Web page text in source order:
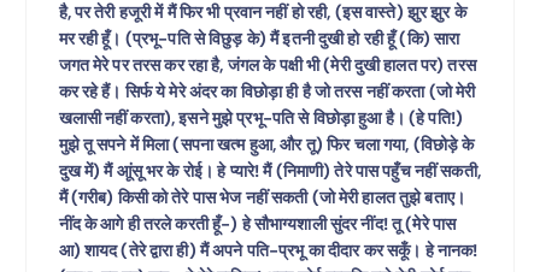
है, पर तेरी हजूरी में मैं फिर भी प्रवान नहीं हो रही, (इस वास्ते) झुर झुर के
मर रही हूँ। (प्रभू-पति से विछुड़ के) मैं इतनी दुखी हो रही हूँ (कि) सारा
जगत मेरे पर तरस कर रहा है, जंगल के पक्षी भी (मेरी दुखी हालत पर) तरस
कर रहे हैं। सिर्फ ये मेरे अंदर का विछोड़ा ही है जो तरस नहीं करता (जो मेरी
खलासी नहीं करता), इसने मुझे प्रभू-पति से विछोड़ा हुआ है। (हे पति!)
मुझे तू सपने में मिला (सपना खत्म हुआ, और तू) फिर चला गया, (विछोड़े के
दुख में) मैं आूंसू भर के रोई। हे प्यारे! मैं (निमाणी) तेरे पास पहुँच नहीं सकती,
मैं (गरीब) किसी को तेरे पास भेज नहीं सकती (जो मेरी हालत तुझे बताए।
नींद के आगे ही तरले करती हूँ-) हे सौभाग्यशाली सुंदर नींद! तू (मेरे पास
आ) शायद (तेरे द्वारा ही) मैं अपने पति-प्रभू का दीदार कर सकूँ। हे नानक!